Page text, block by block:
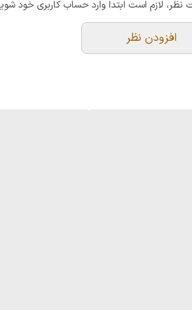
نظر، لازم است ابتدا وارد حساب کاربری خود
افزودن نظر